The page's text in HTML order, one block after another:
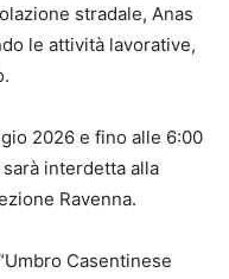
stradale, Anas
le attività lavorative,
2026 e fino alle 6:00
interdetta alla
Ravenna.
Casentinese